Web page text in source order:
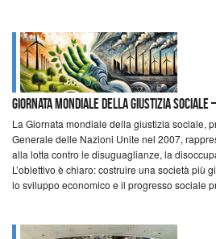
Giornata mondiale della giustizia sociale
La Giornata mondiale della giustizia sociale,
Generale delle Nazioni Unite nel 2007,
alla lotta contro le disuguaglianze, la
L’obiettivo è chiaro: costruire una società più
lo sviluppo economico e il progresso sociale